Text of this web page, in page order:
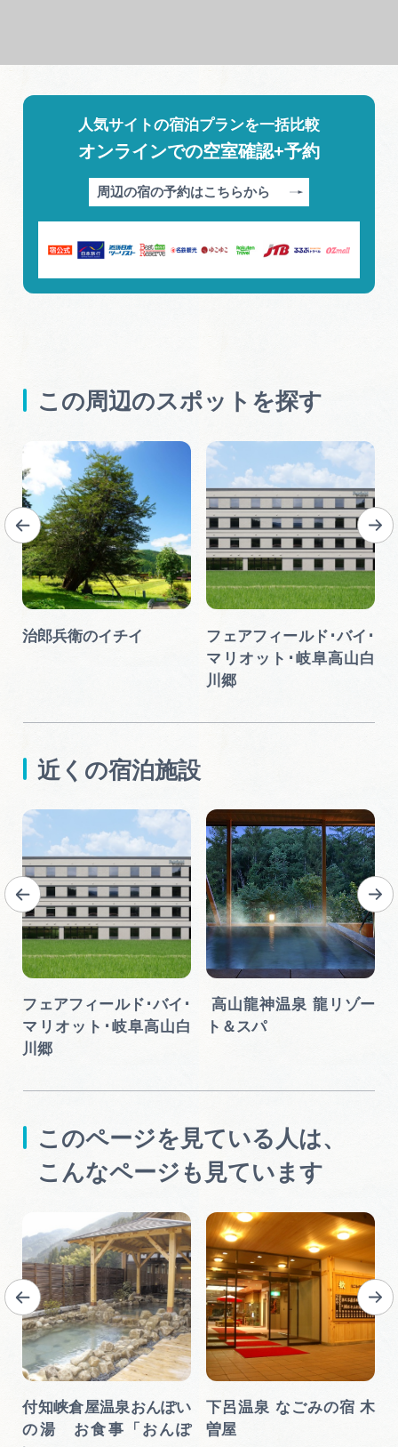
人気サイトの宿泊プランを一括比較
オンラインでの空室確認+予約
周辺の宿の予約はこちらから
この周辺のスポットを探す
治郎兵衛のイチイ
フェアフィールド･バイ･
マリオット･岐阜高山白
川郷
近くの宿泊施設
フェアフィールド･バイ･
マリオット･岐阜高山白
川郷
高山龍神温泉 龍リゾー
ト＆スパ
このページを見ている人は、
こんなページも見ています
付知峡倉屋温泉おんぽい
の湯 お食事「おんぽ
下呂温泉 なごみの宿 木
曽屋